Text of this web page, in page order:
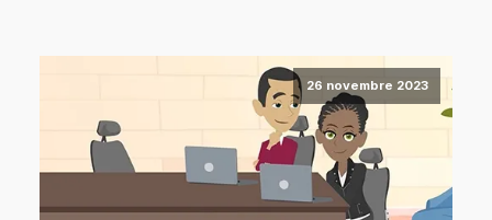
26 novembre 2023